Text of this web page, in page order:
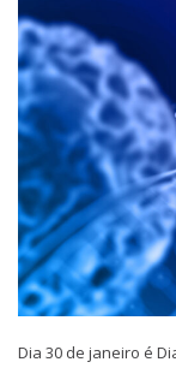
Dia 30 de janeiro é